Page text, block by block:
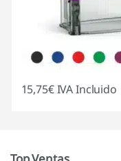
15,75€IVA Incluido